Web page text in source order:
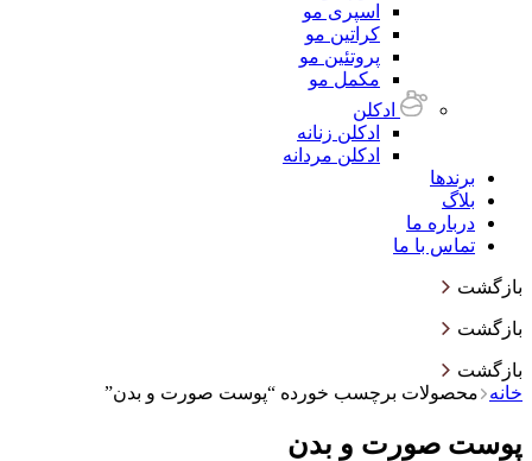
اسپری مو
کراتین مو
پروتئین مو
مکمل مو
ادکلن
ادکلن زنانه
ادکلن مردانه
برندها
بلاگ
درباره ما
تماس با ما
بازگشت
بازگشت
بازگشت
خانه
محصولات برچسب خورده “پوست صورت و بدن”
پوست صورت و بدن